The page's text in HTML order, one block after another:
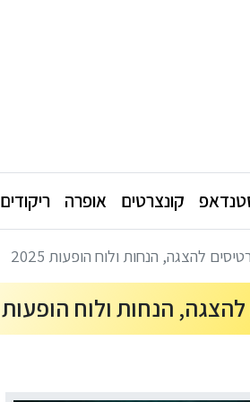
קונצרטים אופרה ריקודים
להצגה, הנחות ולוח הופעות 2025
הנחות ולוח הופעות 2025